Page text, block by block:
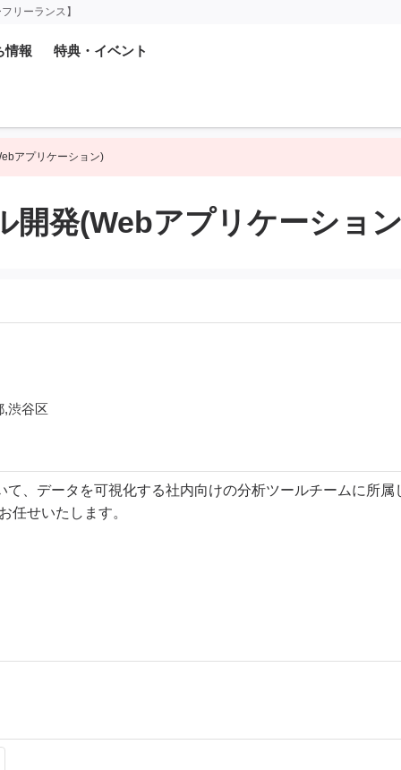
リーランス】
情報 特典・イベント
アプリケーション)
開発(Webアプリケーショ
,渋谷区
、データを可視化する社内向けの分析ツールチームに所属
任せいたします。